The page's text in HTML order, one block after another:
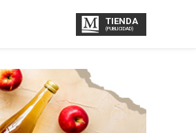
TIENDA
(PUBLICIDAD)